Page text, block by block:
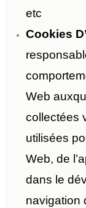
etc
Cookies
Web
collectées
utilisées
Web, de
dans le
navigation